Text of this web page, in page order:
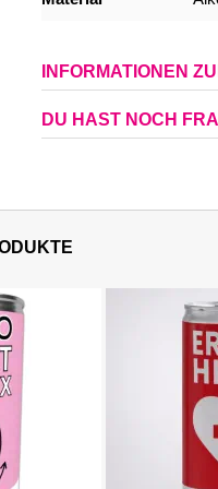
INFORMATIONEN
DU HAST NOCH